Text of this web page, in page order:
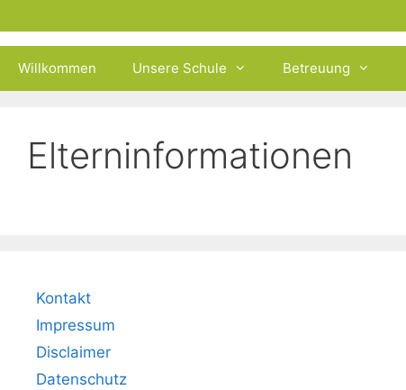
Inhalt
Willkommen Unsere Schule Betreuung
Elterninformationen
Kontakt
Impressum
Disclaimer
Datenschutz